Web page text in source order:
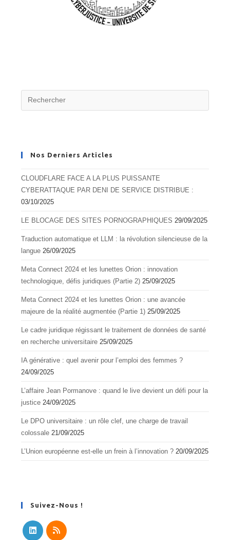
Nos Derniers Articles
CLOUDFLARE FACE A LA PLUS PUISSANTE
CYBERATTAQUE PAR DENI DE SERVICE DISTRIBUE :
03/10/2025
LE BLOCAGE DES SITES PORNOGRAPHIQUES 29/09/2025
Traduction automatique et LLM : la révolution silencieuse de la
langue 26/09/2025
Meta Connect 2024 et les lunettes Orion : innovation
technologique, défis juridiques (Partie 2) 25/09/2025
Meta Connect 2024 et les lunettes Orion : une avancée
majeure de la réalité augmentée (Partie 1) 25/09/2025
Le cadre juridique régissant le traitement de données de santé
en recherche universitaire 25/09/2025
IA générative : quel avenir pour l’emploi des femmes ?
24/09/2025
L’affaire Jean Pormanove : quand le live devient un défi pour la
justice 24/09/2025
Le DPO universitaire : un rôle clef, une charge de travail
colossale 21/09/2025
L’Union européenne est-elle un frein à l’innovation ? 20/09/2025
Suivez-Nous !